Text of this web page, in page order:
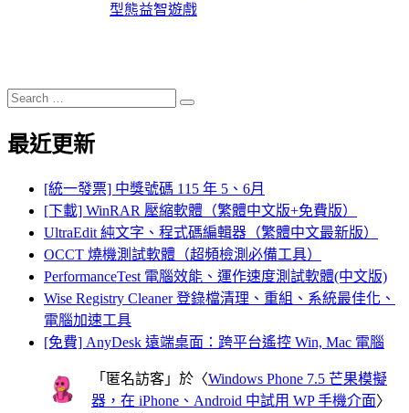
型態益智遊戲
Search
for:
Search
最近更新
[統一發票] 中獎號碼 115 年 5、6月
[下載] WinRAR 壓縮軟體（繁體中文版+免費版）
UltraEdit 純文字、程式碼編輯器（繁體中文最新版）
OCCT 燒機測試軟體（超頻檢測必備工具）
PerformanceTest 電腦效能、運作速度測試軟體(中文版)
Wise Registry Cleaner 登錄檔清理、重組、系統最佳化、
電腦加速工具
[免費] AnyDesk 遠端桌面：跨平台遙控 Win, Mac 電腦
「 匿名訪客 」於〈Windows Phone 7.5 芒果模擬
器，在 iPhone、Android 中試用 WP 手機介面〉